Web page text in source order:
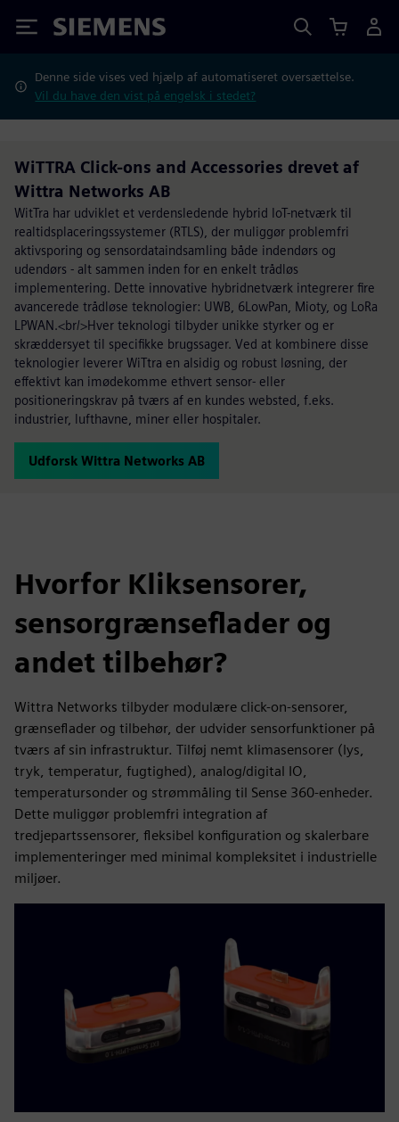
Siemens
Denne side vises ved hjælp af automatiseret oversættelse.
Vil du have den vist på engelsk i stedet?
WiTTRA Click-ons and Accessories drevet af
Wittra Networks AB
WitTra har udviklet et verdensledende hybrid IoT-netværk til
realtidsplaceringssystemer (RTLS), der muliggør problemfri
aktivsporing og sensordataindsamling både indendørs og
udendørs - alt sammen inden for en enkelt trådløs
implementering. Dette innovative hybridnetværk integrerer fire
avancerede trådløse teknologier: UWB, 6LowPan, Mioty, og LoRa
LPWAN.<br/>Hver teknologi tilbyder unikke styrker og er
skræddersyet til specifikke brugssager. Ved at kombinere disse
teknologier leverer WiTtra en alsidig og robust løsning, der
effektivt kan imødekomme ethvert sensor- eller
positioneringskrav på tværs af en kundes websted, f.eks.
industrier, lufthavne, miner eller hospitaler.
Udforsk Wittra Networks AB
Hvorfor Kliksensorer,
sensorgrænseflader og
andet tilbehør?
Wittra Networks tilbyder modulære click-on-sensorer,
grænseflader og tilbehør, der udvider sensorfunktioner på
tværs af sin infrastruktur. Tilføj nemt klimasensorer (lys,
tryk, temperatur, fugtighed), analog/digital IO,
temperatursonder og strømmåling til Sense 360-enheder.
Dette muliggør problemfri integration af
tredjepartssensorer, fleksibel konfiguration og skalerbare
implementeringer med minimal kompleksitet i industrielle
miljøer.